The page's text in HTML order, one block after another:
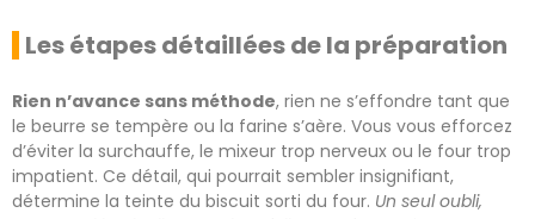
Les étapes détaillées de la préparation
Rien n’avance sans méthode, rien ne s’effondre tant que
le beurre se tempère ou la farine s’aère. Vous vous efforcez
d’éviter la surchauffe, le mixeur trop nerveux ou le four trop
impatient. Ce détail, qui pourrait sembler insignifiant,
détermine la teinte du biscuit sorti du four. Un seul oubli,